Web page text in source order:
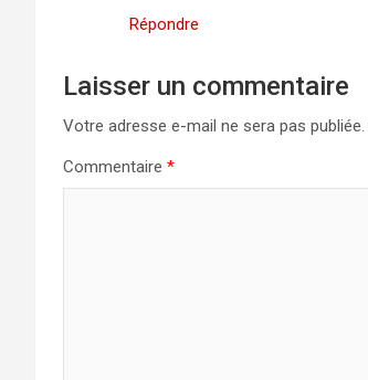
Répondre
Laisser un commentaire
Votre adresse e-mail ne sera pas publiée.
Commentaire *